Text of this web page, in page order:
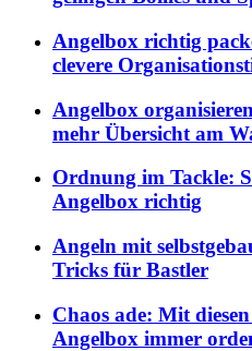
Angelbox richtig
clevere
Angelbox
mehr Übersicht am
Ordnung im Tackle:
Angelbox richtig
Angeln mit
Tricks für Bastler
Chaos ade: Mit
Angelbox immer